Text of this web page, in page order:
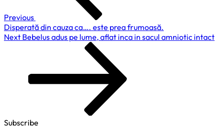
Previous
Disperată din cauza ca…. este prea frumoasă.
Next
Next Bebelus adus pe lume, aflat inca in sacul amniotic intact
Subscribe